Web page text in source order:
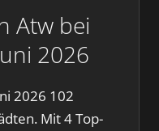
Atw bei
2026
2026 102
Mit 4 Top-